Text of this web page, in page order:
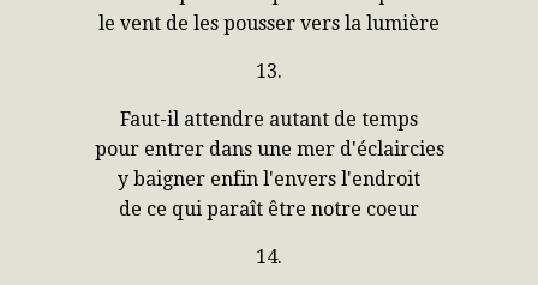
le vent de les pousser vers la lumière
13.
Faut-il attendre autant de temps
pour entrer dans une mer d'éclaircies
y baigner enfin l'envers l'endroit
de ce qui paraît être notre coeur
14.